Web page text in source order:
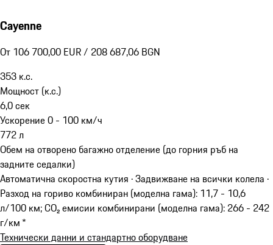
Cayenne
От 106 700,00 EUR / 208 687,06 BGN
353 к.с.
Мощност (к.с.)
6,0сек
Ускорение 0 - 100 км/ч
772л
Обем на отворено багажно отделение (до горния ръб на
задните седалки)
Автоматична скоростна кутия · Задвижване на всички колела ·
Разход на гориво комбиниран (моделна гама): 11,7 - 10,6
л/100 км; CO₂ емисии комбинирани (моделна гама): 266 - 242
г/км *
Технически данни и стандартно оборудване